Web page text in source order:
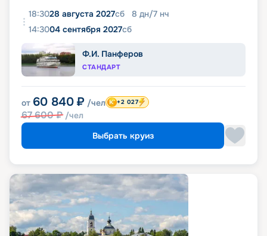
18:3028 августа 2027сб 8 дн/7 нч
14:3004 сентября 2027сб
Ф.И. Панферов
СТАНДАРТ
от 60 840 ₽ /чел
67 600₽ /чел
+2 027
Выбрать круиз